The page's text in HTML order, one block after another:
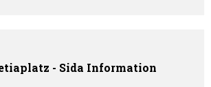
- Sida Information